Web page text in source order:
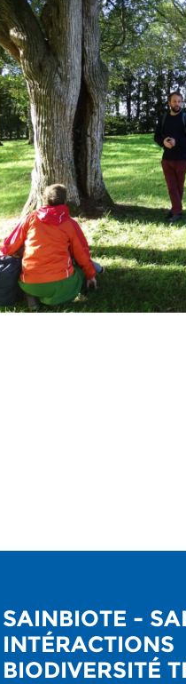
SAINBIOTE -
INTÉRACTIONS
BIODIVERSITÉ